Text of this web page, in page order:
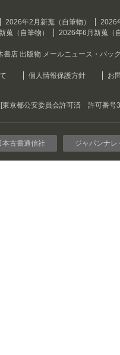
2026年2月新蒐（自筆物）
2026
蒐（自筆物）
2026年6月新蒐（
書店 出版物 メールニュース・バッ
個人情報保護方針
お
[東京都公安委員会許可済 許可番号
本古書通信社 ジャパンナレ